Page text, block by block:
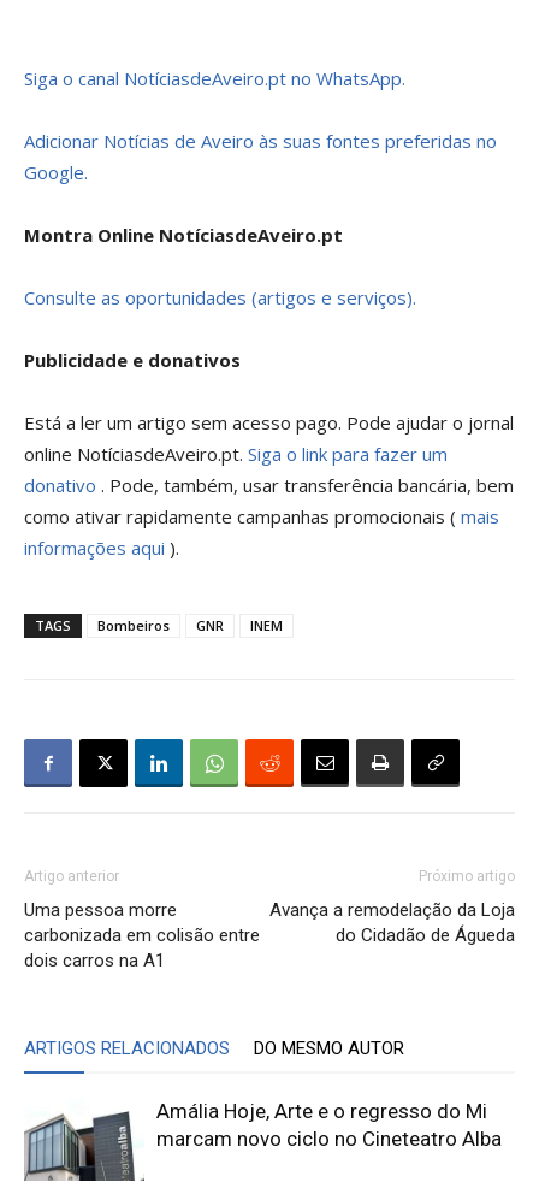
Siga o canal NotíciasdeAveiro.pt no WhatsApp.
Adicionar Notícias de Aveiro às suas fontes preferidas no
Google.
Montra Online NotíciasdeAveiro.pt
Consulte as oportunidades (artigos e serviços).
Publicidade e donativos
Está a ler um artigo sem acesso pago. Pode ajudar o jornal
online NotíciasdeAveiro.pt. Siga o link para fazer um
donativo . Pode, também, usar transferência bancária, bem
como ativar rapidamente campanhas promocionais ( mais
informações aqui ).
TAGS Bombeiros GNR INEM
Artigo anterior
Uma pessoa morre
carbonizada em colisão entre
dois carros na A1
Próximo artigo
Avança a remodelação da Loja
do Cidadão de Águeda
ARTIGOS RELACIONADOS DO MESMO AUTOR
Amália Hoje, Arte e o regresso do Mi
marcam novo ciclo no Cineteatro Alba